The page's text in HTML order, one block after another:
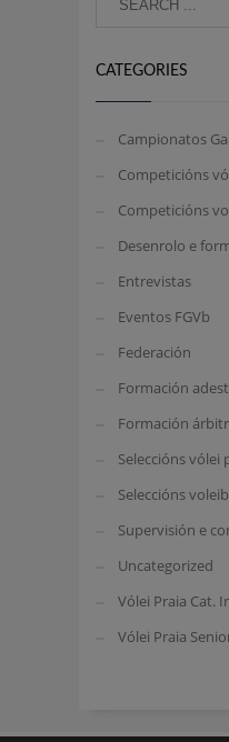
CATEGORIES
Campionatos
Competicións
Competicións
Desenrolo e
Entrevistas
Eventos FGVb
Federación
Formación
Formación
Seleccións vólei
Seleccións
Supervisión e
Uncategorized
Vólei Praia Cat.
Vólei Praia